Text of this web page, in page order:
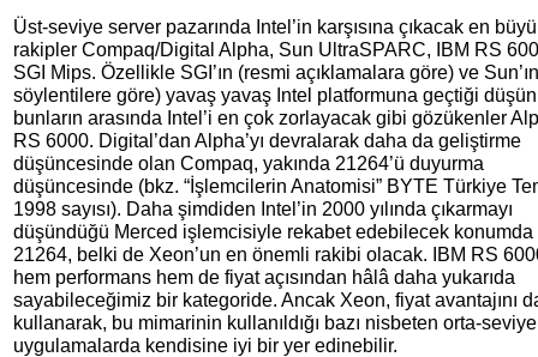
Üst-seviye server pazarında Intel’in karşısına çıkacak en
rakipler Compaq/Digital Alpha, Sun UltraSPARC, IBM RS
SGI Mips. Özellikle SGI’ın (resmi açıklamalara göre) ve
söylentilere göre) yavaş yavaş Intel platformuna geçtiği
bunların arasında Intel’i en çok zorlayacak gibi gözükenler
RS 6000. Digital’dan Alpha’yı devralarak daha da geliştirme
düşüncesinde olan Compaq, yakında 21264’ü duyurma
düşüncesinde (bkz. “İşlemcilerin Anatomisi” BYTE Türkiye
1998 sayısı). Daha şimdiden Intel’in 2000 yılında çıkarmayı
düşündüğü Merced işlemcisiyle rekabet edebilecek konumda
21264, belki de Xeon’un en önemli rakibi olacak. IBM RS
hem performans hem de fiyat açısından hâlâ daha yukarıda
sayabileceğimiz bir kategoride. Ancak Xeon, fiyat avantajını
kullanarak, bu mimarinin kullanıldığı bazı nisbeten orta-seviye
uygulamalarda kendisine iyi bir yer edinebilir.